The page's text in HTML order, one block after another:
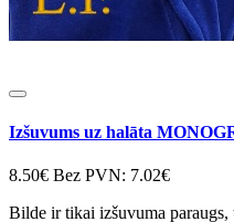
Izšuvums uz halāta
8.50€ Bez PVN: 7.02€
Bilde ir tikai izšuvuma